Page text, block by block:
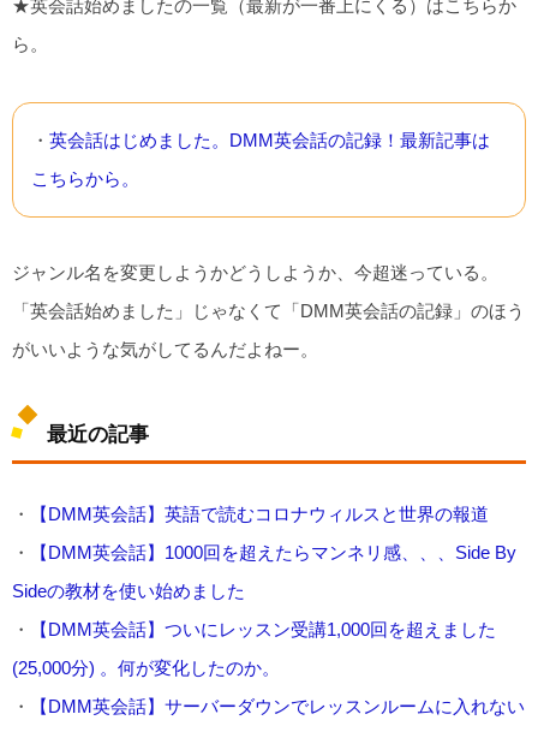
★英会話始めましたの一覧（最新が一番上にくる）はこちらか
ら。
・ 英会話はじめました。DMM英会話の記録！最新記事は
こちらから。
ジャンル名を変更しようかどうしようか、今超迷っている。
「英会話始めました」じゃなくて「DMM英会話の記録」のほう
がいいような気がしてるんだよねー。
最近の記事
・
【DMM英会話】英語で読むコロナウィルスと世界の報道
・
【DMM英会話】1000回を超えたらマンネリ感、、、Side By
Sideの教材を使い始めました
・
【DMM英会話】ついにレッスン受講1,000回を超えました
(25,000分) 。何が変化したのか。
・
【DMM英会話】サーバーダウンでレッスンルームに入れない